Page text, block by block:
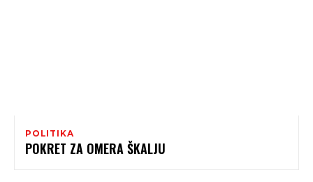
POLITIKA
POKRET ZA OMERA ŠKALJU